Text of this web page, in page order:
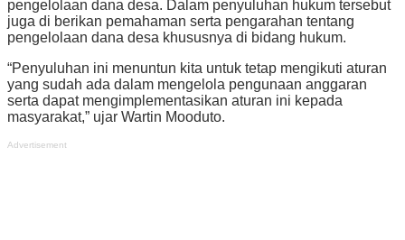
pengelolaan dana desa. Dalam penyuluhan hukum tersebut
juga di berikan pemahaman serta pengarahan tentang
pengelolaan dana desa khususnya di bidang hukum.
“Penyuluhan ini menuntun kita untuk tetap mengikuti aturan
yang sudah ada dalam mengelola pengunaan anggaran
serta dapat mengimplementasikan aturan ini kepada
masyarakat,” ujar Wartin Mooduto.
Advertisement